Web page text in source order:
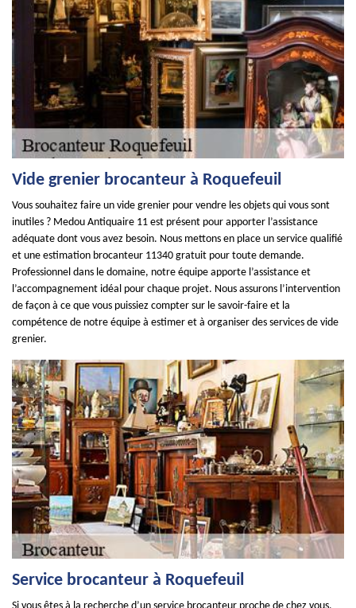
Vide grenier brocanteur à Roquefeuil
Vous souhaitez faire un vide grenier pour vendre les objets qui vous sont
inutiles ? Medou Antiquaire 11 est présent pour apporter l’assistance
adéquate dont vous avez besoin. Nous mettons en place un service qualifié
et une estimation brocanteur 11340 gratuit pour toute demande.
Professionnel dans le domaine, notre équipe apporte l’assistance et
l’accompagnement idéal pour chaque projet. Nous assurons l’intervention
de façon à ce que vous puissiez compter sur le savoir-faire et la
compétence de notre équipe à estimer et à organiser des services de vide
grenier.
Service brocanteur à Roquefeuil